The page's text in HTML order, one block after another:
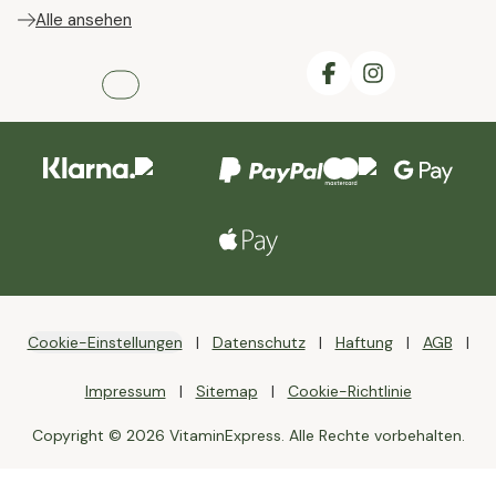
Alle ansehen
Cookie-Einstellungen Datenschutz Haftung AGB
Impressum Sitemap Cookie-Richtlinie
Copyright © 2026 VitaminExpress. Alle Rechte vorbehalten.